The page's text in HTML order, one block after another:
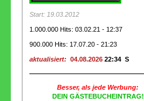
Start: 19.03.2012
1.000.000 Hits: 03.02.21 - 12:37
900.000 Hits: 17.07.20 - 21:23
aktualisiert: 04.08.2026 22:34 S
Besser, als jede Werbung:
DEIN GÄSTEBUCHEINTRAG!